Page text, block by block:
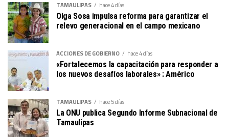
TAMAULIPAS hace 4 días
Olga Sosa impulsa reforma para garantizar el
relevo generacional en el campo mexicano
ACCIONES DE GOBIERNO hace 4 días
«Fortalecemos la capacitación para responder a
los nuevos desafíos laborales» : Américo
TAMAULIPAS hace 5 días
La ONU publica Segundo Informe Subnacional de
Tamaulipas